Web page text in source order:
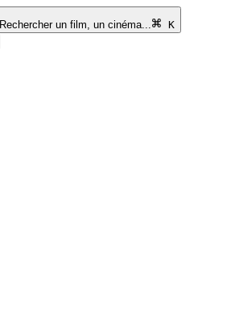
Rechercher un film, un cinéma...
K